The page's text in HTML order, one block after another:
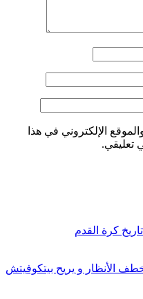
الإلكتروني في هذا
تعليقي.
الأنظار و يريح بيتكوفيتش